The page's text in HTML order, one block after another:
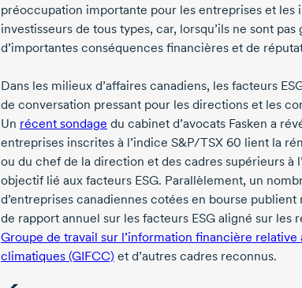
préoccupation importante pour les entreprises et les
investisseurs de tous types, car, lorsqu’ils ne sont
d’importantes conséquences financières et de
Dans les milieux d’affaires canadiens, les facteurs
de conversation pressant pour les directions et les
Un récent sondage du cabinet d’avocats Fasken a
entreprises inscrites à l’indice S&P/TSX 60 lient la
ou du chef de la direction et des cadres supérieurs à
objectif lié aux facteurs ESG. Parallèlement, un
d’entreprises canadiennes cotées en bourse
de rapport annuel sur les facteurs ESG aligné sur les
Groupe de travail sur l’information financière relative
climatiques (GIFCC) et d’autres cadres reconnus.